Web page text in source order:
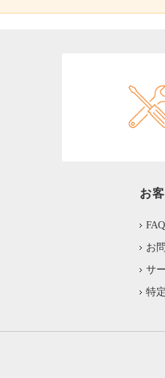
お
FAQ
お
サ
特